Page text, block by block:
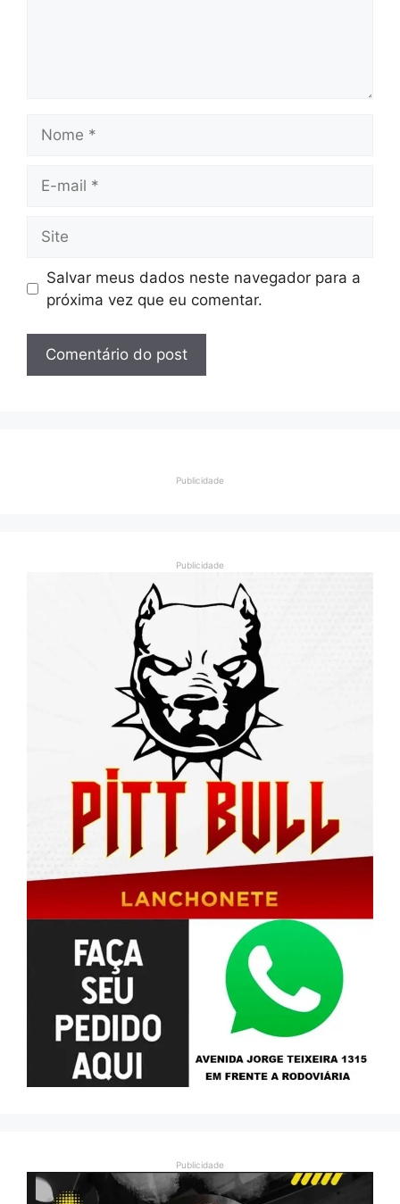
mail
Salvar meus dados neste navegador para a
próxima vez que eu comentar.
Publicidade
Publicidade
Publicidade